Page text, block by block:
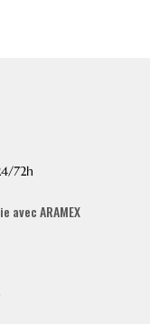
72h
ARAMEX